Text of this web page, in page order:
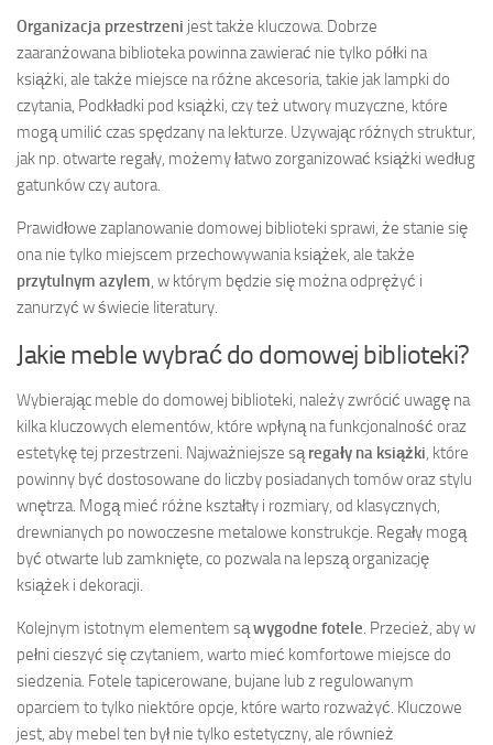
Organizacja przestrzeni jest także kluczowa. Dobrze
zaaranżowana biblioteka powinna zawierać nie tylko półki na
książki, ale także miejsce na różne akcesoria, takie jak lampki do
czytania, Podkładki pod książki, czy też utwory muzyczne, które
mogą umilić czas spędzany na lekturze. Uzywając różnych struktur,
jak np. otwarte regały, możemy łatwo zorganizować książki według
gatunków czy autora.
Prawidłowe zaplanowanie domowej biblioteki sprawi, że stanie się
ona nie tylko miejscem przechowywania książek, ale także
przytulnym azylem, w którym będzie się można odprężyć i
zanurzyć w świecie literatury.
Jakie meble wybrać do domowej biblioteki?
Wybierając meble do domowej biblioteki, należy zwrócić uwagę na
kilka kluczowych elementów, które wpłyną na funkcjonalność oraz
estetykę tej przestrzeni. Najważniejsze sąregały na książki, które
powinny być dostosowane do liczby posiadanych tomów oraz stylu
wnętrza. Mogą mieć różne kształty i rozmiary, od klasycznych,
drewnianych po nowoczesne metalowe konstrukcje. Regały mogą
być otwarte lub zamknięte, co pozwala na lepszą organizację
książek i dekoracji.
Kolejnym istotnym elementem sąwygodne fotele. Przecież, aby w
pełni cieszyć się czytaniem, warto mieć komfortowe miejsce do
siedzenia. Fotele tapicerowane, bujane lub z regulowanym
oparciem to tylko niektóre opcje, które warto rozważyć. Kluczowe
jest, aby mebel ten był nie tylko estetyczny, ale również